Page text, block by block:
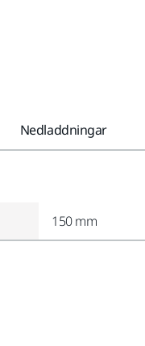
Nedladdningar
150 mm